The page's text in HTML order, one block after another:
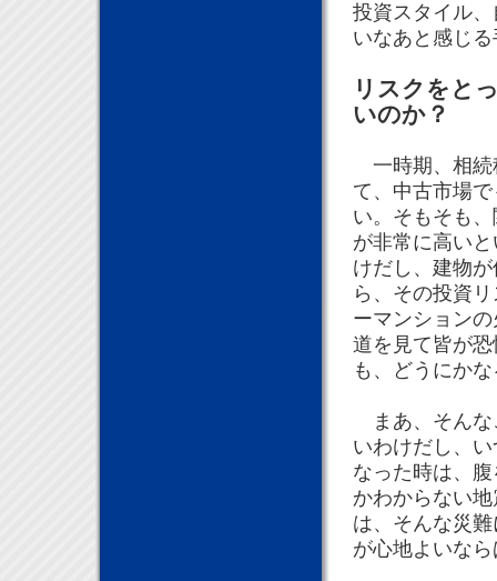
投資スタイル
いなあと感じ
リスクをと
いのか？
一時期、相続
て、中古市場
い。そもそも
が非常に高い
けだし、建物
ら、その投資
ーマンション
道を見て皆が
も、どうにか
まあ、そんな
いわけだし、
なった時は、
かわからない
は、そんな災
が心地よいな